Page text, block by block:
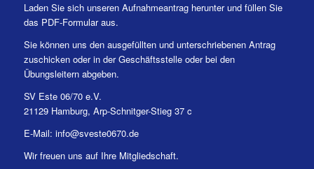
Laden Sie sich unseren Aufnahmeantrag herunter und füllen Sie
das PDF-Formular aus.
Sie können uns den ausgefüllten und unterschriebenen Antrag
zuschicken oder in der Geschäftsstelle oder bei den
Übungsleitern abgeben.
SV Este 06/70 e.V.
21129 Hamburg, Arp-Schnitger-Stieg 37 c
E-Mail: info@sveste0670.de
Wir freuen uns auf Ihre Mitgliedschaft.